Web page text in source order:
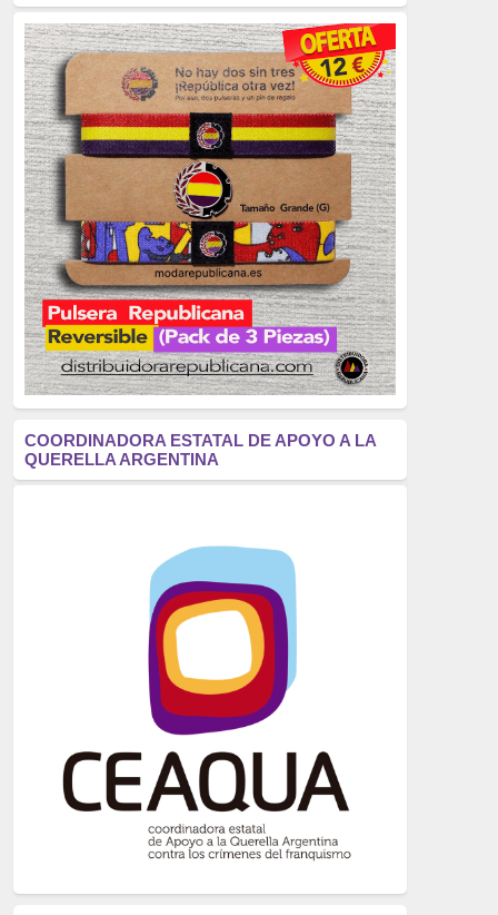
fascismo
(2677)
tardofranquismo
(2320)
Actualidad
(2319)
monarquía
(2253)
borbones
(2176)
Cultura
(2163)
Guerra
(1674)
genocidio
(1234)
mujer
(1070)
Eventos
(914)
Crímenes del franquismo
(721)
(699)
(607)
neofranquismo
(567)
Justicia Universal
Derechos Humanos
(522)
Nacionalcatolicismo
(514)
COORDINADORA ESTATAL DE APOYO A LA
QUERELLA ARGENTINA